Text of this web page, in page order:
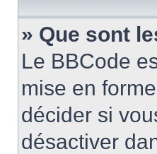
» Que sont
Le BBCode
mise en
décider si
désactiver